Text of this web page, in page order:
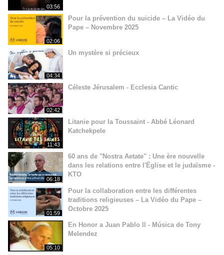
03:56
02:06
Pour la prévention du suicide – La Vidéo du
Pape – Novembre 2025
04:34
Un mystère si précieux
02:42
Céleste Jérusalem - Ecclesia Cantic
11:43
Litanie pour la Toussaint - Abbé Léonard
Katchekpele
06:18
60 ans de "Nostra Aetate" : Une ère nouvelle
dans les relations entre l'Église et le judaïsme -
KTO
01:59
Pour la collaboration entre les différentes
traditions religieuses – La Vidéo du Pape –
Octobre 2025
05:10
En Honor a Juan Pablo ll - Música de Tony
Melendez